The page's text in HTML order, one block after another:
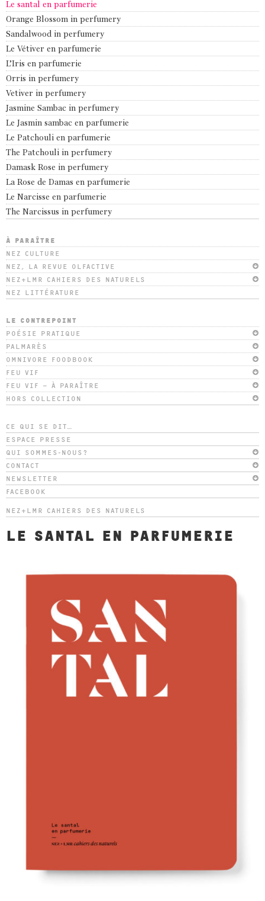
Le santal en parfumerie
Orange Blossom in perfumery
Sandalwood in perfumery
Le Vétiver en parfumerie
L’Iris en parfumerie
Orris in perfumery
Vetiver in perfumery
Jasmine Sambac in perfumery
Le Jasmin sambac en parfumerie
Le Patchouli en parfumerie
The Patchouli in perfumery
Damask Rose in perfumery
La Rose de Damas en parfumerie
Le Narcisse en parfumerie
The Narcissus in perfumery
À PARAÎTRE
NEZ CULTURE
NEZ, LA REVUE OLFACTIVE
NEZ+LMR CAHIERS DES NATURELS
NEZ LITTÉRATURE
LE CONTREPOINT
POÉSIE PRATIQUE
PALMARÈS
OMNIVORE FOODBOOK
FEU VIF
FEU VIF – À PARAÎTRE
HORS COLLECTION
CE QUI SE DIT…
ESPACE PRESSE
QUI SOMMES-NOUS?
CONTACT
NEWSLETTER
FACEBOOK
NEZ+LMR CAHIERS DES NATURELS
LE SANTAL EN PARFUMERIE